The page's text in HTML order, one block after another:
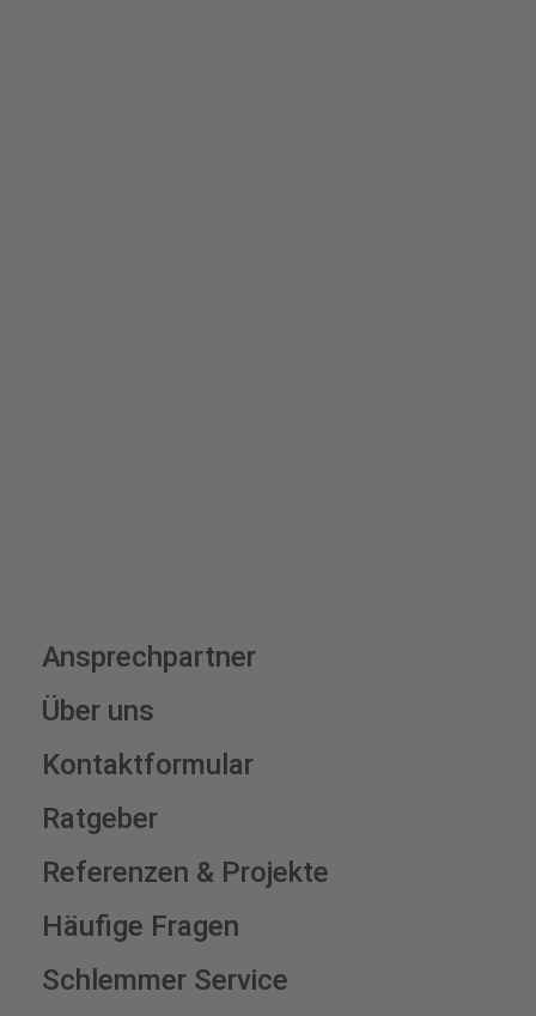
Ansprechpartner
Über uns
Kontaktformular
Ratgeber
Referenzen & Projekte
Häufige Fragen
Schlemmer Service